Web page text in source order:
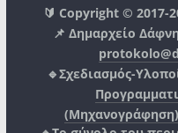
🔰 Copyright © 2017-
📌 Δημαρχείο
🔹Σχεδιασμός-
(Μηχανογράφηση)